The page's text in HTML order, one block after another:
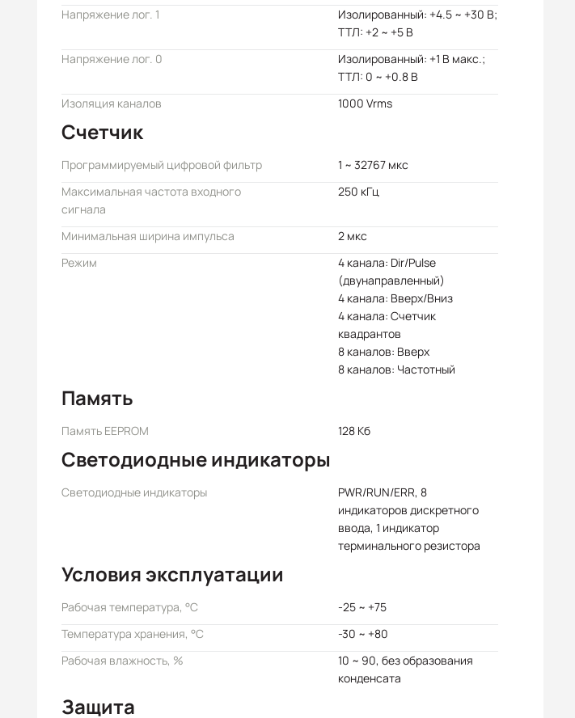
Напряжение лог. 1
Изолированный: +4.5 ~ +30 В;
ТТЛ: +2 ~ +5 В
Напряжение лог. 0
Изолированный: +1 В макс.;
ТТЛ: 0 ~ +0.8 В
Изоляция каналов
1000 Vrms
Счетчик
Программируемый цифровой фильтр
1 ~ 32767 мкс
Максимальная частота входного
сигнала
250 кГц
Минимальная ширина импульса
2 мкс
Режим
4 канала: Dir/Pulse
(двунаправленный)
4 канала: Вверх/Вниз
4 канала: Счетчик
квадрантов
8 каналов: Вверх
8 каналов: Частотный
Память
Память EEPROM 128 Кб
Светодиодные индикаторы
Светодиодные индикаторы
PWR/RUN/ERR, 8
индикаторов дискретного
ввода, 1 индикатор
терминального резистора
Условия эксплуатации
Рабочая температура, °C
-25 ~ +75
Температура хранения, °C
-30 ~ +80
Рабочая влажность, %
10 ~ 90, без образования
конденсата
Защита